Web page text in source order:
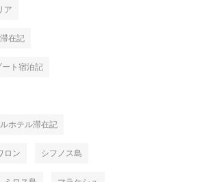
ア
在記
ート宿泊記
ホテル滞在記
ロン シフノス島